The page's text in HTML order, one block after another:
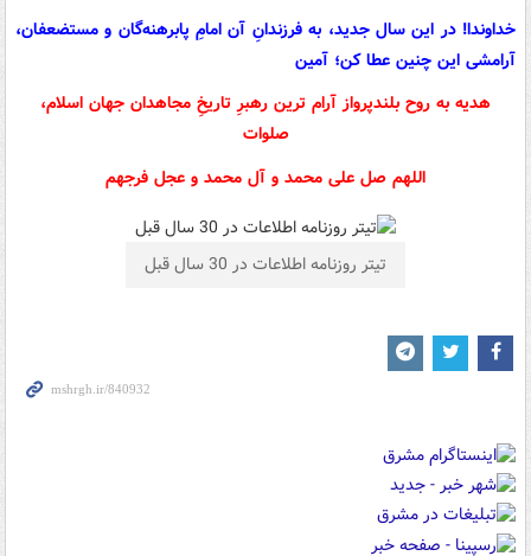
خداوندا! در این سال جدید، به فرزندانِ آن امامِ پابرهنه‌گان و مستضعفان،
آرامشی این چنین عطا کن؛ آمین
هدیه به روح بلندپرواز آرام ترین رهبرِ تاریخِ مجاهدان جهان اسلام،
صلوات
اللهم صل علی محمد و آل محمد و عجل فرجهم
تیتر روزنامه اطلاعات در 30 سال قبل